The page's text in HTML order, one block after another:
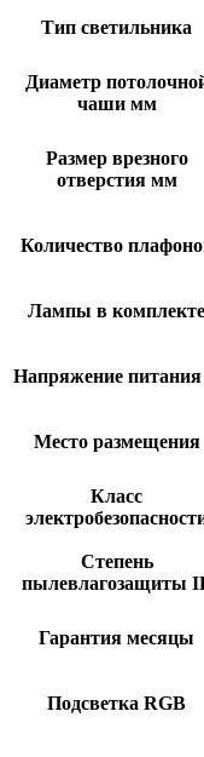
Тип светильника
Диаметр
чаши мм
Размер врезного
отверстия мм
Количество
Лампы в комплекте
Напряжение
Место размещения
Класс
Степень
пылевлагозащиты
Гарантия месяцы
Подсветка RGB